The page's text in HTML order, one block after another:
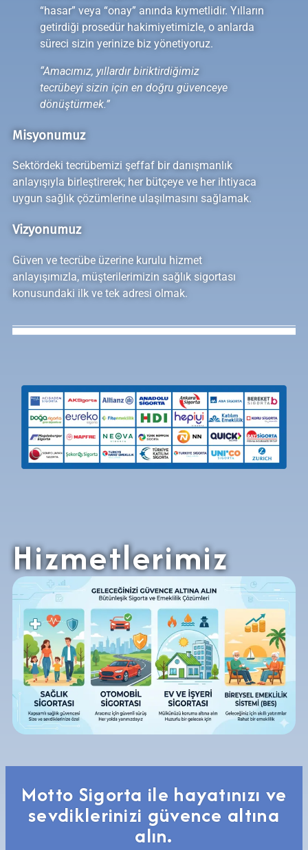
“hasar” veya “onay” anında kıymetlidir. Yılların
getirdiği prosedür hakimiyetimizle, o anlarda
süreci sizin yerinize biz yönetiyoruz.
“Amacımız, yıllardır biriktirdiğimiz
tecrübeyi sizin için en doğru güvenceye
dönüştürmek.”
Misyonumuz
Sektördeki tecrübemizi şeffaf bir danışmanlık
anlayışıyla birleştirerek; her bütçeye ve her ihtiyaca
uygun sağlık çözümlerine ulaşılmasını sağlamak.
Vizyonumuz
Güven ve tecrübe üzerine kurulu hizmet
anlayışımızla, müşterilerimizin sağlık sigortası
konusundaki ilk ve tek adresi olmak.
Hizmetlerimiz
Motto Sigorta ile hayatınızı ve
sevdiklerinizi güvence altına
alın.